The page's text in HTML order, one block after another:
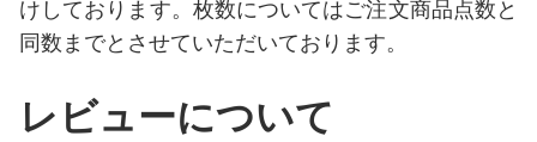
けしております。枚数についてはご注文商品点数と
同数までとさせていただいております。
レビューについて